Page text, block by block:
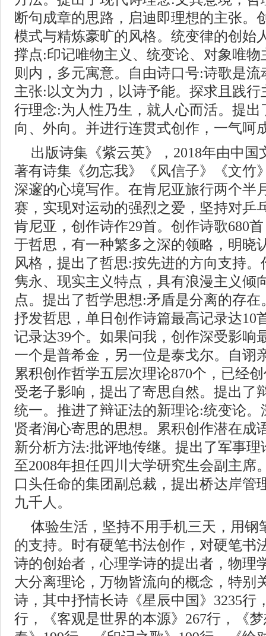
断句成章的思路，启迪即理想的主张。
模式与精炼豪旷的风格。统变律的创始
撑点:印记唯物主义、统变论、对象唯
则内，多元寓意。自由诗口号:诗歌是
主张:以文为力，以诗予能。探求且践
行理念:为人性乃生，就人心而活。提
向、外向。并进行连贯式创作，一气呵
出版诗集《紫云英》，2018年由中
著有诗集《勿忘我》《风信子》《文竹
深邃的心境写作。在肯尼亚旅行两个半
赛，实现对运动的强烈之爱，坚持对乒
肯尼亚，创作诗作29首。创作诗歌680
于哲思，有一种繁多之深的领略，明晓
风格，提出了哲思:按先进的方向支持
隽永、现实主义特点，具有浪漫主义倾
点。提出了哲学思想:矛盾是分离的存
抒发哲思，单日创作诗篇最高记录达10
记录达39个。如果问我，创作深受影响
一个是普希金，另一位是泰戈尔。自诩
累积创作哲学五层次理论870个，已经
受老子影响，提出了寄思自然。提出了
统一。推进了辩证法的新理论:统变论
贤者润心寄思的思想。累积创作潜在成
新分析方法:批评地传继。提出了军事理
至2008年担任四川大学研究生会副主席
口头任命的集团副总裁，提出桥达岸管
九千人。
体验生活，坚持不用手机三天，用钢
的支持。时有硬笔书法创作，对硬笔书
诗的创始者，心理学诗的提出者，物理
大分离理论，万物皆流向的概念，特别
诗，其中抒情长诗《星辰中国》3235行
行，《客观是世界的本源》267行，《